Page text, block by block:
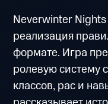
Neverwinter
реализация
формате. Игра
ролевую систему
классов, рас и